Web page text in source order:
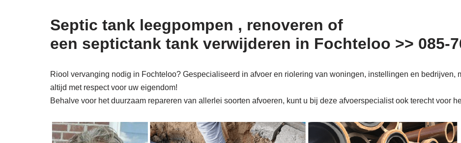
Septic tank leegpompen , renoveren of
een septictank tank verwijderen in Fochteloo >> 085-
Riool vervanging nodig in Fochteloo? Gespecialiseerd in afvoer en riolering van woningen, instellingen en bedrijven,
altijd met respect voor uw eigendom!
Behalve voor het duurzaam repareren van allerlei soorten afvoeren, kunt u bij deze afvoerspecialist ook terecht voor